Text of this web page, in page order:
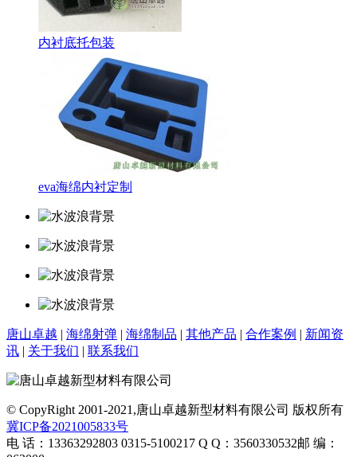
内衬底托包装
eva海绵内衬定制
唐山卓越 | 海绵射弹 | 海绵制品 | 其他产品 | 合作案例 | 新闻资
讯 | 关于我们 | 联系我们
© CopyRight 2001-2021,唐山卓越新型材料有限公司 版权所有
冀ICP备2021005833号
电 话：13363292803 0315-5100217 Q Q：3560330532邮 编：